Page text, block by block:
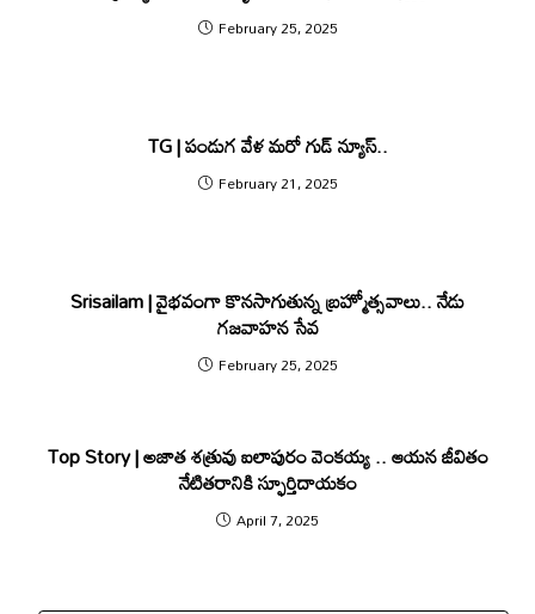
February 25, 2025
TG | పండుగ వేళ మ‌రో గుడ్ న్యూస్..
February 21, 2025
Srisailam | వైభవంగా కొనసాగుతున్న బ్రహ్మోత్సవాలు.. నేడు
గజవాహన సేవ
February 25, 2025
Top Story | అజాత శత్రువు ఐలాపురం వెంకయ్య .. ఆయన జీవితం
నేటిత‌రానికి స్ఫూర్తిదాయకం
April 7, 2025